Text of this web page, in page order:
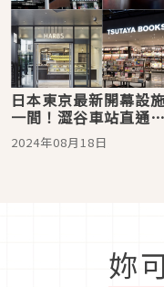
日本東京最新開幕設
一間！澀谷車站直通
「Shibuya Sakura
Stage」必逛必吃介紹
2024年08月18日
妳